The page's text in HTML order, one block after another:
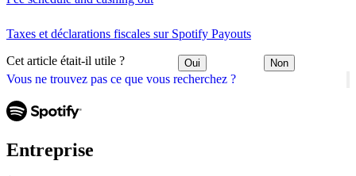
Vous ne trouvez pas ce que vous recherchez ?
Taxes et déclarations fiscales sur Spotify Payouts
Cet article était-il utile ? Oui Non
Entreprise